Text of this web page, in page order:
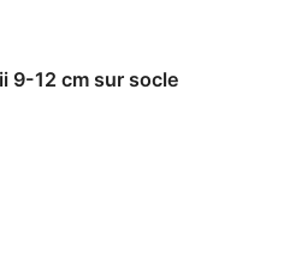
9-12 cm sur socle